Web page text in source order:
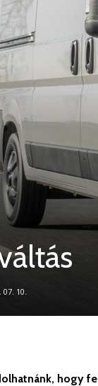
07. 10.
hogy